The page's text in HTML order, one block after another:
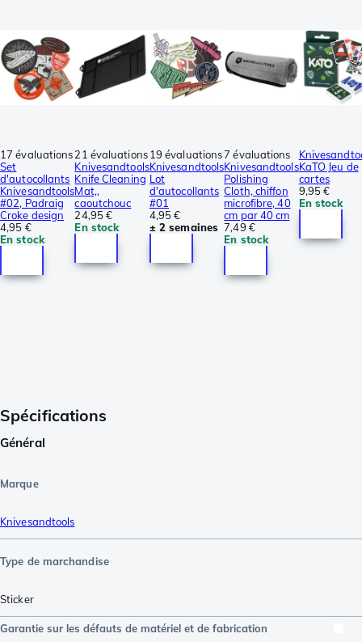
17 évaluations
Set
d'autocollants
Knivesandtools
#02, Padraig
Croke design
4,95 €
En stock
21 évaluations
Knivesandtools
Knife Cleaning
Mat,,
caoutchouc
24,95 €
En stock
19 évaluations
Knivesandtools
Lot
d'autocollants
#01
4,95 €
± 2 semaines
7 évaluations
Knivesandtools
Polishing
Cloth, chiffon
microfibre, 40
cm par 40 cm
7,49 €
En stock
KaTO Jeu de
cartes
9,95 €
En stock
Spécifications
Général
Marque
Knivesandtools
Type de marchandise
Sticker
Garantie sur les défauts de matériel et de fabrication